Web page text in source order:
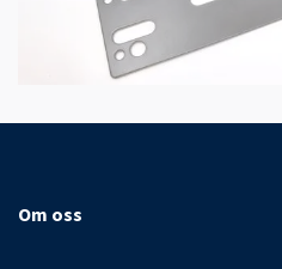
Om oss